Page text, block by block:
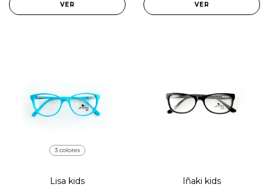
VER VER
3 colores
Lisa kids Iñaki kids